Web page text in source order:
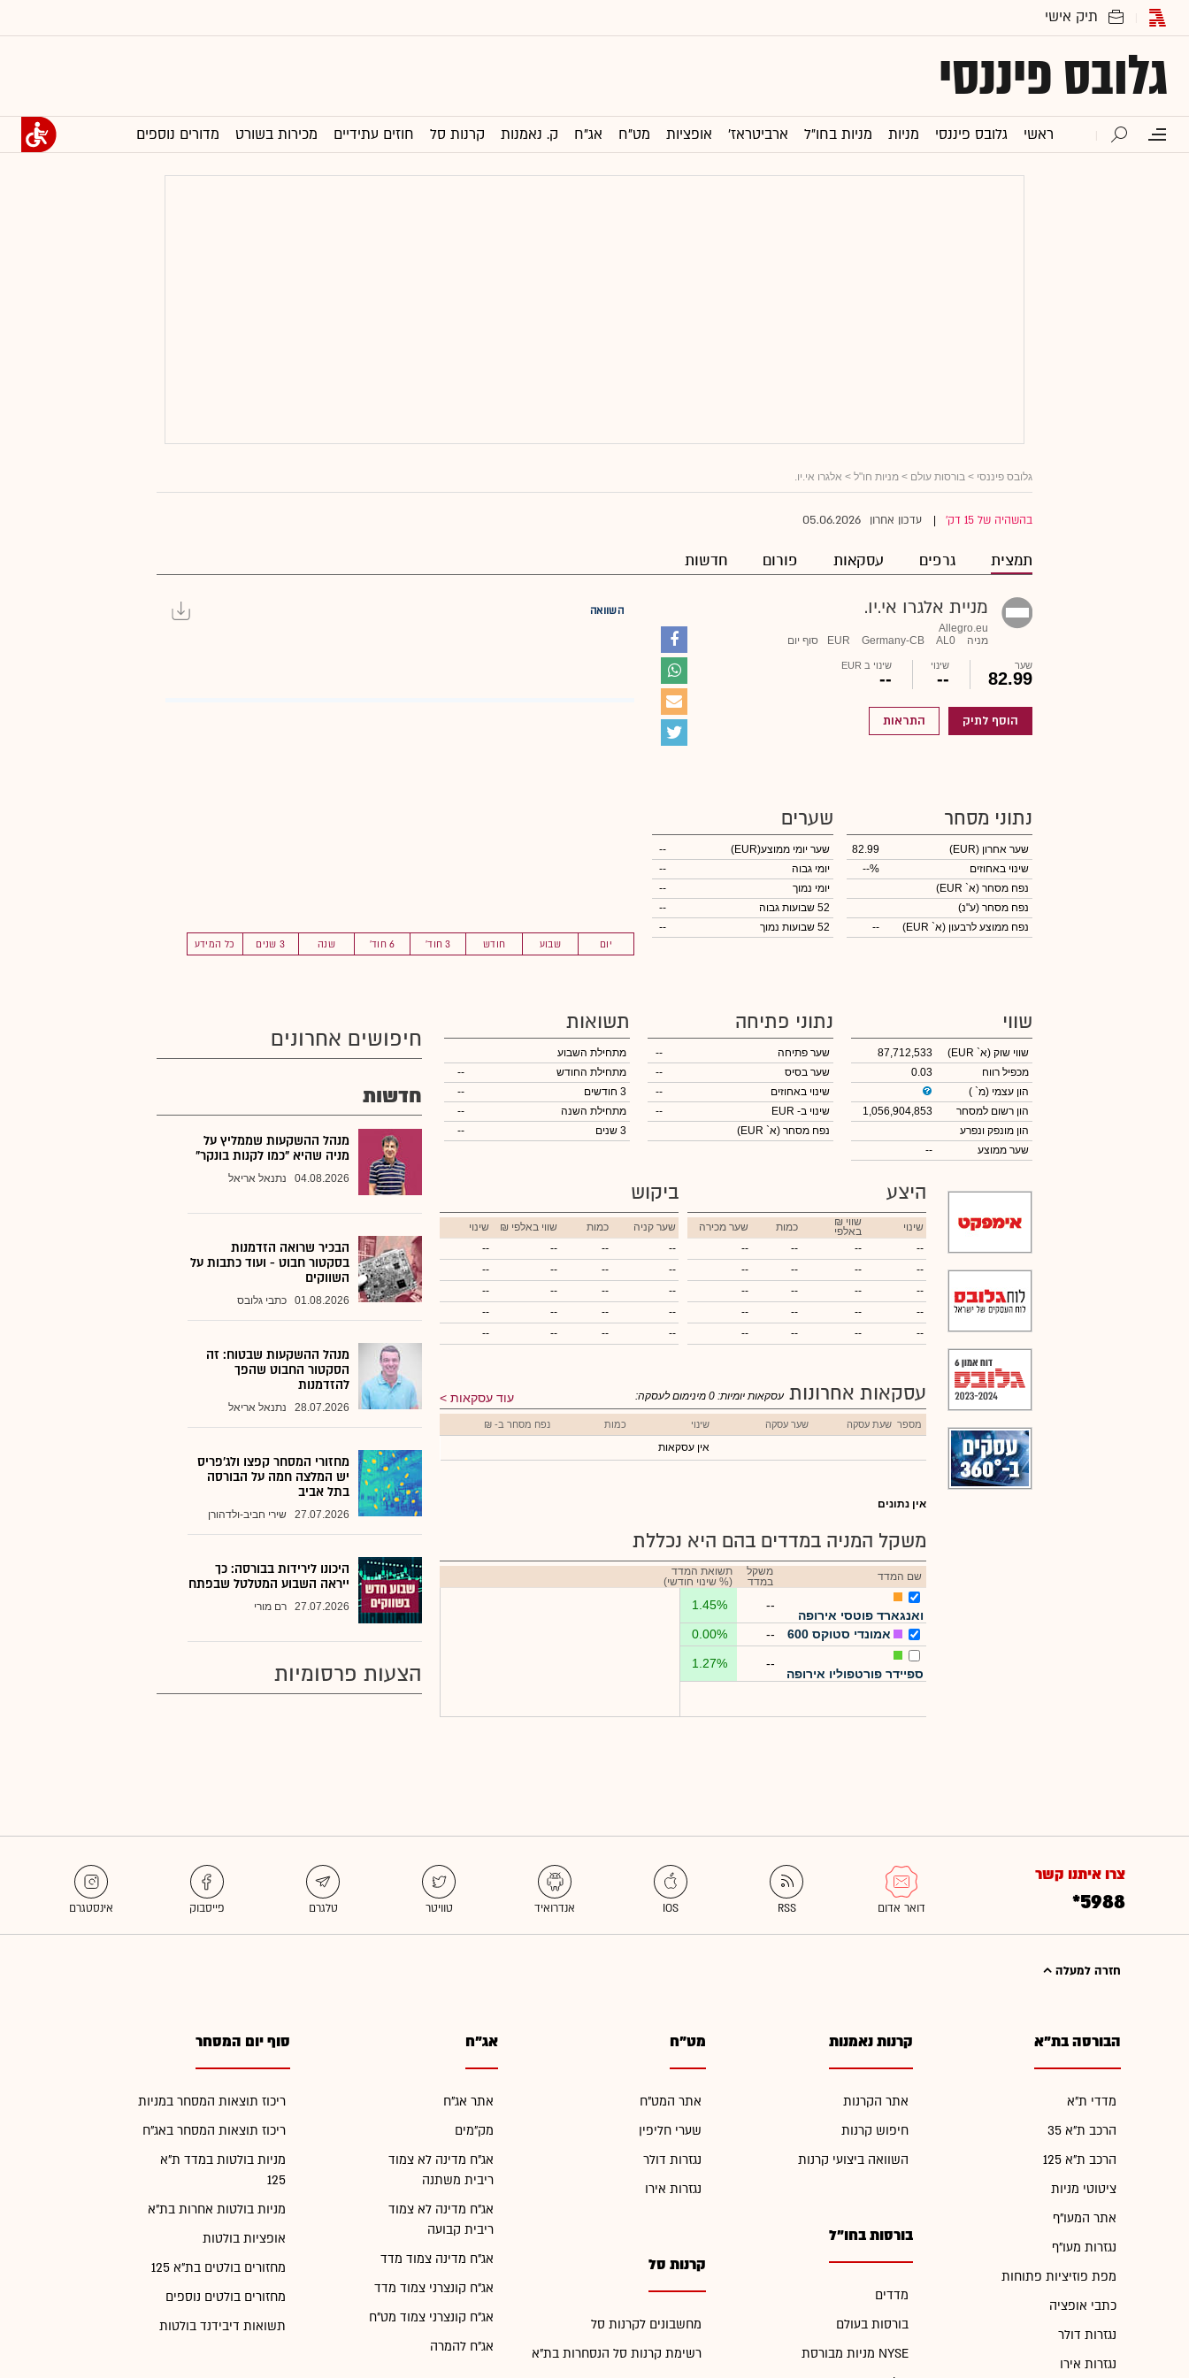
גלובס פיננסי
ראשי גלובס פיננסי מניות מניות בחו"ל ארביטראז' אופציות מט"ח אג"ח ק. נאמנות קרנות סל חוזים עתידיים מכירות בשורט מדורים נוספים
גלובס פיננסי > בורסות עולם > מניות חו"ל > אלגרו אי.יו.
בהשהיה של 15 דק' עדכון אחרון 05.06.2026
תמצית גרפים עסקאות פורום חדשות
מניית אלגרו אי.יו.
Allegro.eu
מניה
AL0
Germany-CB
EUR סוף יום
שער
82.99
שינוי
--
שינוי ב EUR
--
הוסף לתיק התראות
השוואה
יום שבוע חודש 3 חוד' 6 חוד' שנה 3 שנים כל המידע
נתוני מסחר
שער אחרון (EUR)
82.99
שינוי באחוזים
--%
נפח מסחר (א` EUR)
נפח מסחר (ע"נ)
נפח ממוצע לרבעון (א` EUR)
--
שערים
שער יומי ממוצע(EUR)
--
יומי גבוה
--
יומי נמוך
--
52 שבועות גבוה
--
52 שבועות נמוך
--
שווי
שווי שוק (א` EUR)
87,712,533
מכפיל רווח
0.03
הון עצמי (מ` )
הון רשום למסחר
1,056,904,853
הון מונפק ונפרע
שער ממוצע
--
נתוני פתיחה
שער פתיחה
--
שער בסיס
--
שינוי באחוזים
--
שינוי ב- EUR
--
נפח מסחר (א` EUR)
תשואות
מתחילת השבוע
מתחילת החודש
--
3 חודשים
--
מתחילת השנה
--
3 שנים
--
היצע
שינוי ₪ שווי
באלפי כמות
שער מכירה
--
--
--
--
--
--
--
--
--
--
--
--
--
--
--
--
--
--
--
--
ביקוש
שער קניה כמות ₪ שווי באלפי
שינוי
--
--
--
--
--
--
--
--
--
--
--
--
--
--
--
--
--
--
--
--
עסקאות אחרונות עוד עסקאות עסקאות יומיות: 0 מינימום לעסקה:
מספר שעת עסקה שער עסקה שינוי כמות נפח מסחר ב- ₪
אין עסקאות
אין נתונים
משקל המניה במדדים בהם היא נכללת
שם המדד
משקל
במדד
תשואת המדד
(% שינוי חודשי)
ואנגארד פוטסי אירופה
--
1.45%
אמונדי סטוקס 600 --
0.00%
ספיידר פורטפוליו אירופה
--
1.27%
חיפושים אחרונים
חדשות
מנהל ההשקעות שממליץ על
מניה שהיא "כמו לקנות בונקר"
04.08.2026 נתנאל אריאל
הבכיר שרואה הזדמנות
בסקטור חבוט - ועוד כתבות על
השווקים
01.08.2026 כתבי גלובס
מנהל ההשקעות שבטוח: זה
הסקטור החבוט שהפך
להזדמנות
28.07.2026 נתנאל אריאל
מחזורי המסחר קפצו ולג'פריס
יש המלצה חמה על הבורסה
בתל אביב
27.07.2026 שירי חביב-ולדהורן
היכונו לירידות בבורסה: כך
ייראה השבוע המטלטל שבפתח
27.07.2026 רם מורי
הצעות פרסומיות
צרו איתנו קשר
*5988
חזרה למעלה
הבורסה בת"א
מדדי ת"א
הרכב ת"א 35
הרכב ת"א 125
ציטוטי מניות
אתר המעו"ף
נגזרות מעו"ף
מפת פוזיציות פתוחות
כתבי אופציה
נגזרות דולר
נגזרות אירו
קרנות נאמנות
אתר הקרנות
חיפוש קרנות
השוואה ביצועי קרנות
בורסות בחו"ל
מדדים
בורסות בעולם
מניות מבורסת NYSE
מט"ח
אתר המט"ח
שערי חליפין
נגזרות דולר
נגזרות אירו
קרנות סל
מחשבונים לקרנות סל
רשימת קרנות סל הנסחרות בת"א
אג"ח
אתר אג"ח
מק"מים
אג"ח מדינה לא צמוד
ריבית משתנה
אג"ח מדינה לא צמוד
ריבית קבועה
אג"ח מדינה צמוד מדד
אג"ח קונצרני צמוד מדד
אג"ח קונצרני צמוד מט"ח
אג"ח להמרה
סוף יום המסחר
ריכוז תוצאות המסחר במניות
ריכוז תוצאות המסחר באג"ח
מניות בולטות במדד ת"א
125
מניות בולטות אחרות בת"א
אופציות בולטות
מחזורים בולטים בת"א 125
מחזורים בולטים נוספים
תשואות דיבידנד בולטות